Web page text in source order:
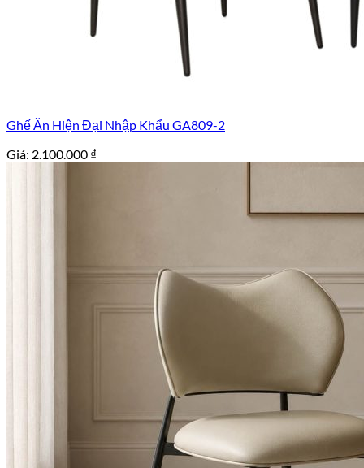
Ghế Ăn Hiện Đại Nhập Khẩu GA809-2
Giá: 2.100.000 ₫